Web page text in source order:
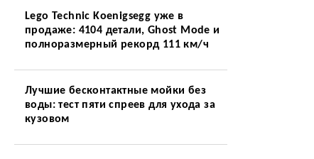
Lego Technic Koenigsegg уже в
продаже: 4104 детали, Ghost Mode и
полноразмерный рекорд 111 км/ч
Лучшие бесконтактные мойки без
воды: тест пяти спреев для ухода за
кузовом